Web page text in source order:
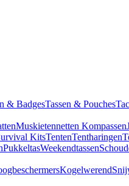
& BadgesTassen & Pouches
Muskietennetten Kompassen
KitsTentenTentharingen
PukkeltasWeekendtassen
Kogelwerend